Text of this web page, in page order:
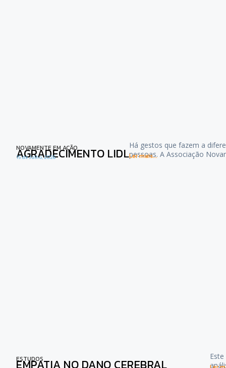
NOVAMENTE EM AÇÃO
AGRADECIMENTO LIDL
15 de Julho, 2026
Há gestos que fazem a
pessoas. A Associação
Ler mais...
ESTUDOS
EMPATIA NO DANO CEREBRAL